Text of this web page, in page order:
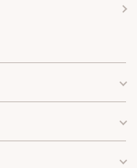
500g, 1kg